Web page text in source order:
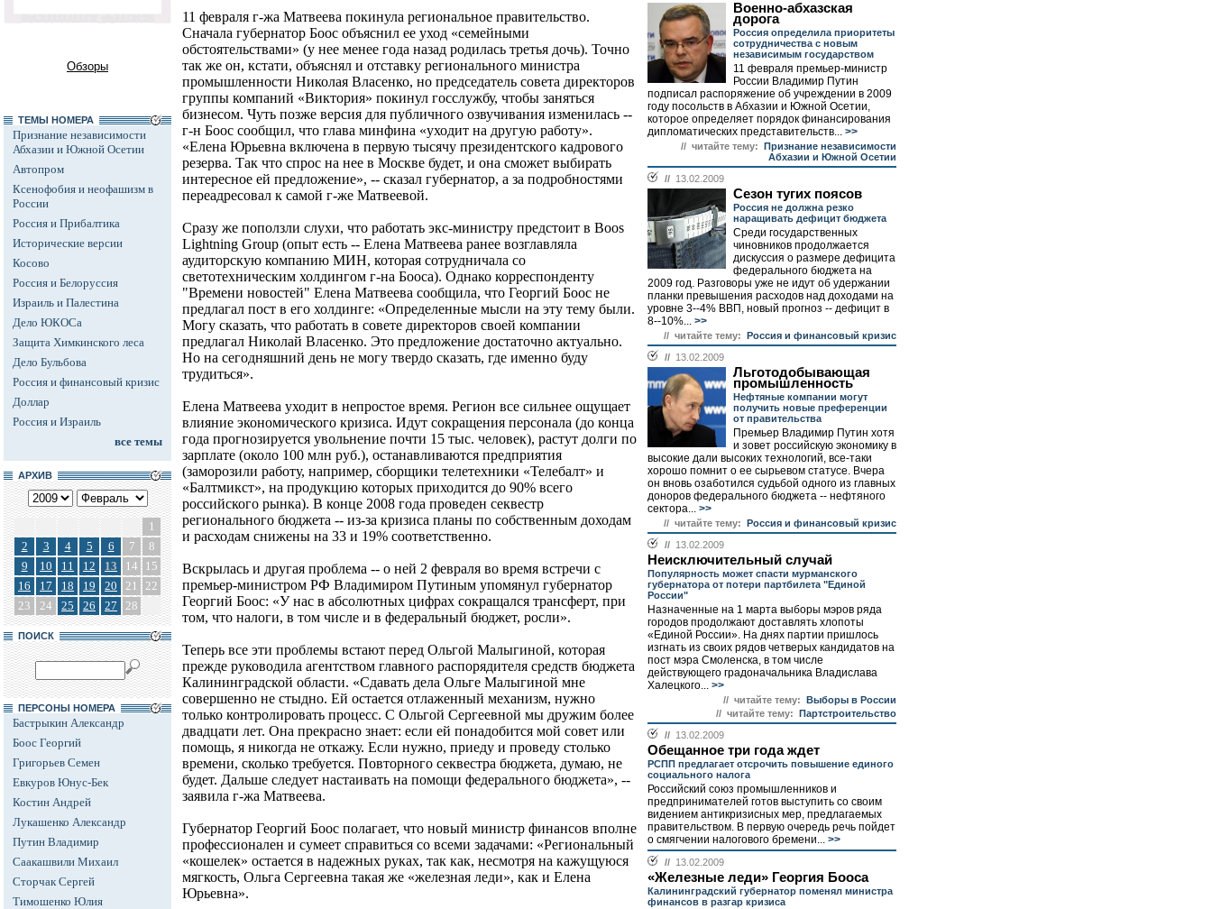
Обзоры
ТЕМЫ НОМЕРА
Признание независимости
Абхазии и Южной Осетии
Автопром
Ксенофобия и неофашизм в
России
Россия и Прибалтика
Исторические версии
Косово
Россия и Белоруссия
Израиль и Палестина
Дело ЮКОСа
Защита Химкинского леса
Дело Бульбова
Россия и финансовый кризис
Доллар
Россия и Израиль
все темы
АРХИВ
1
2
3 4 5 6 7
8
9
10 11 12 13 14
15
16
17 18 19 20 21
22
23
24 25 26 27 28
ПОИСК
ПЕРСОНЫ НОМЕРА
Бастрыкин Александр
Боос Георгий
Григорьев Семен
Евкуров Юнус-Бек
Костин Андрей
Лукашенко Александр
Путин Владимир
Саакашвили Михаил
Сторчак Сергей
Тимошенко Юлия
11 февраля г-жа Матвеева покинула региональное правительство.
Сначала губернатор Боос объяснил ее уход «семейными
обстоятельствами» (у нее менее года назад родилась третья дочь). Точно
так же он, кстати, объяснял и отставку регионального министра
промышленности Николая Власенко, но председатель совета директоров
группы компаний «Виктория» покинул госслужбу, чтобы заняться
бизнесом. Чуть позже версия для публичного озвучивания изменилась --
г-н Боос сообщил, что глава минфина «уходит на другую работу».
«Елена Юрьевна включена в первую тысячу президентского кадрового
резерва. Так что спрос на нее в Москве будет, и она сможет выбирать
интересное ей предложение», -- сказал губернатор, а за подробностями
переадресовал к самой г-же Матвеевой.
Сразу же поползли слухи, что работать экс-министру предстоит в Boos
Lightning Group (опыт есть -- Елена Матвеева ранее возглавляла
аудиторскую компанию МИН, которая сотрудничала со
светотехническим холдингом г-на Бооса). Однако корреспонденту
"Времени новостей" Елена Матвеева сообщила, что Георгий Боос не
предлагал пост в его холдинге: «Определенные мысли на эту тему были.
Могу сказать, что работать в совете директоров своей компании
предлагал Николай Власенко. Это предложение достаточно актуально.
Но на сегодняшний день не могу твердо сказать, где именно буду
трудиться».
Елена Матвеева уходит в непростое время. Регион все сильнее ощущает
влияние экономического кризиса. Идут сокращения персонала (до конца
года прогнозируется увольнение почти 15 тыс. человек), растут долги по
зарплате (около 100 млн руб.), останавливаются предприятия
(заморозили работу, например, сборщики телетехники «Телебалт» и
«Балтмикст», на продукцию которых приходится до 90% всего
российского рынка). В конце 2008 года проведен секвестр
регионального бюджета -- из-за кризиса планы по собственным доходам
и расходам снижены на 33 и 19% соответственно.
Вскрылась и другая проблема -- о ней 2 февраля во время встречи с
премьер-министром РФ Владимиром Путиным упомянул губернатор
Георгий Боос: «У нас в абсолютных цифрах сокращался трансферт, при
том, что налоги, в том числе и в федеральный бюджет, росли».
Теперь все эти проблемы встают перед Ольгой Малыгиной, которая
прежде руководила агентством главного распорядителя средств бюджета
Калининградской области. «Сдавать дела Ольге Малыгиной мне
совершенно не стыдно. Ей остается отлаженный механизм, нужно
только контролировать процесс. С Ольгой Сергеевной мы дружим более
двадцати лет. Она прекрасно знает: если ей понадобится мой совет или
помощь, я никогда не откажу. Если нужно, приеду и проведу столько
времени, сколько требуется. Повторного секвестра бюджета, думаю, не
будет. Дальше следует настаивать на помощи федерального бюджета», --
заявила г-жа Матвеева.
Губернатор Георгий Боос полагает, что новый министр финансов вполне
профессионален и сумеет справиться со всеми задачами: «Региональный
«кошелек» остается в надежных руках, так как, несмотря на кажущуюся
мягкость, Ольга Сергеевна такая же «железная леди», как и Елена
Юрьевна».
Военно-абхазская
дорога
Россия определила приоритеты
сотрудничества с новым
независимым государством
11 февраля премьер-министр
России Владимир Путин
подписал распоряжение об учреждении в 2009
году посольств в Абхазии и Южной Осетии,
которое определяет порядок финансирования
дипломатических представительств... >>
// читайте тему: Признание независимости
Абхазии и Южной Осетии
// 13.02.2009
Сезон тугих поясов
Россия не должна резко
наращивать дефицит бюджета
Среди государственных
чиновников продолжается
дискуссия о размере дефицита
федерального бюджета на
2009 год. Разговоры уже не идут об удержании
планки превышения расходов над доходами на
уровне 3--4% ВВП, новый прогноз -- дефицит в
8--10%... >>
// читайте тему: Россия и финансовый кризис
// 13.02.2009
Льготодобывающая
промышленность
Нефтяные компании могут
получить новые преференции
от правительства
Премьер Владимир Путин хотя
и зовет российскую экономику в
высокие дали высоких технологий, все-таки
хорошо помнит о ее сырьевом статусе. Вчера
он вновь озаботился судьбой одного из главных
доноров федерального бюджета -- нефтяного
сектора... >>
// читайте тему: Россия и финансовый кризис
// 13.02.2009
Неисключительный случай
Популярность может спасти мурманского
губернатора от потери партбилета "Единой
России"
Назначенные на 1 марта выборы мэров ряда
городов продолжают доставлять хлопоты
«Единой России». На днях партии пришлось
изгнать из своих рядов четверых кандидатов на
пост мэра Смоленска, в том числе
действующего градоначальника Владислава
Халецкого... >>
// читайте тему: Выборы в России
// читайте тему: Партстроительство
// 13.02.2009
Обещанное три года ждет
РСПП предлагает отсрочить повышение единого
социального налога
Российский союз промышленников и
предпринимателей готов выступить со своим
видением антикризисных мер, предлагаемых
правительством. В первую очередь речь пойдет
о смягчении налогового бремени... >>
// 13.02.2009
«Железные леди» Георгия Бооса
Калининградский губернатор поменял министра
финансов в разгар кризиса